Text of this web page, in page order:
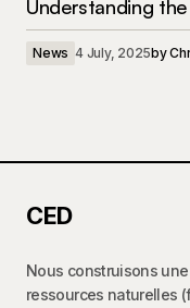
Understanding
News 4 July, 2025by
CED
Nous construisons
ressources naturelles